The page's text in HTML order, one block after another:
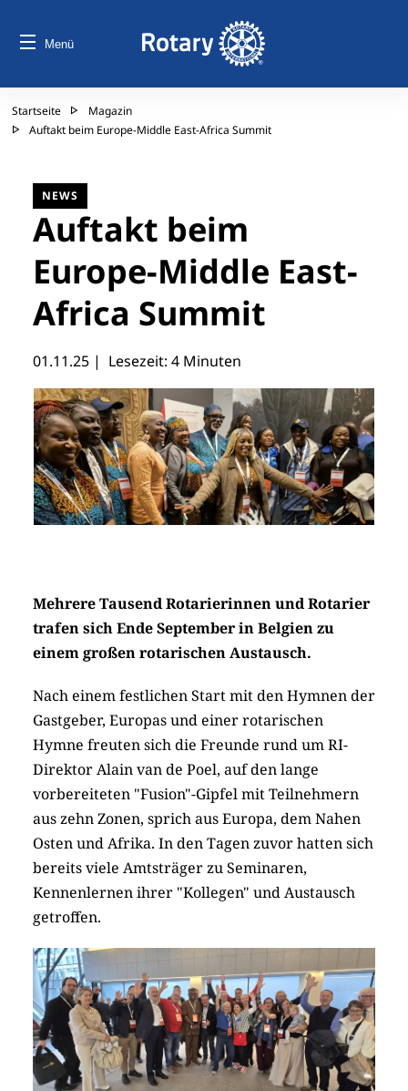
Menü
Startseite
Magazin
Auftakt beim Europe-Middle East-Africa Summit
NEWS
Auftakt beim
Europe-Middle East-
Africa Summit
01.11.25 | Lesezeit: 4 Minuten
Mehrere Tausend Rotarierinnen und Rotarier
trafen sich Ende September in Belgien zu
einem großen rotarischen Austausch.
Nach einem festlichen Start mit den Hymnen der
Gastgeber, Europas und einer rotarischen
Hymne freuten sich die Freunde rund um RI-
Direktor Alain van de Poel, auf den lange
vorbereiteten "Fusion"-Gipfel mit Teilnehmern
aus zehn Zonen, sprich aus Europa, dem Nahen
Osten und Afrika. In den Tagen zuvor hatten sich
bereits viele Amtsträger zu Seminaren,
Kennenlernen ihrer "Kollegen" und Austausch
getroffen.